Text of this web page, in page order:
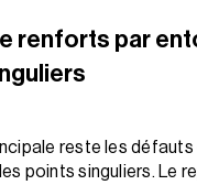
renforts par
reste les
points singuliers. Le